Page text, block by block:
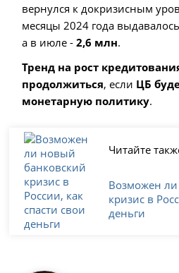
вернулся к докризисным
месяцы 2024 года
а в июле -2,6 млн.
Тренд на рост
продолжиться, если ЦБ
монетарную политику.
Читайте
Возможен
кризис в
деньги